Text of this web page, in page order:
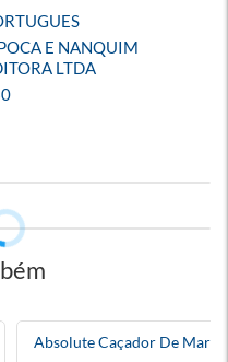
E NANQUIM
LTDA
Absolute Caçador De Marte